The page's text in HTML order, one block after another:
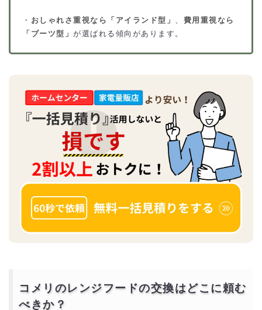
・ おしゃれさ重視なら「アイランド型」 、 費用重視なら
「ブーツ型」 が選ばれる傾向があります。
コメリのレンジフードの交換はどこに頼む
べきか？